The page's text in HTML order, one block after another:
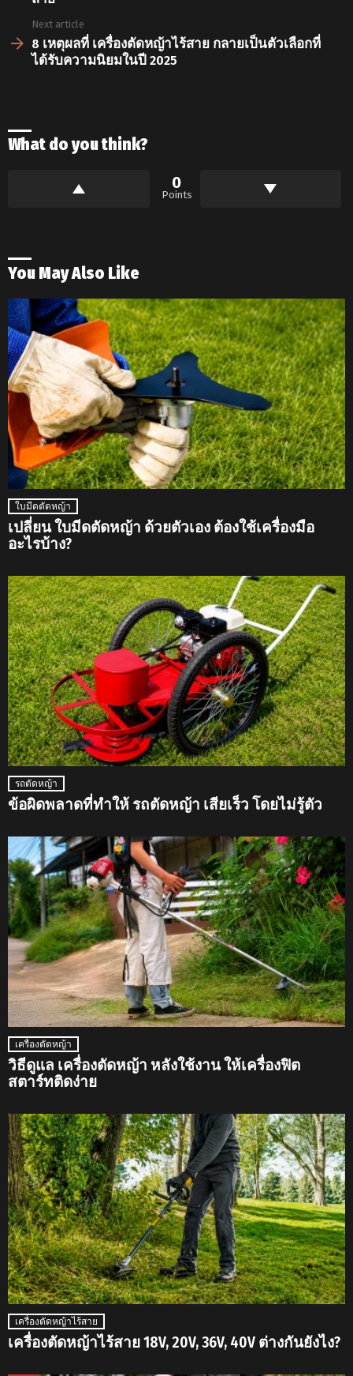
Next article
8 เหตุผลที่ เครื่องตัดหญ้าไร้สาย กลายเป็นตัวเลือกที่
ได้รับความนิยมในปี 2025
What do you think?
0
Points
You May Also Like
ใบมีดตัดหญ้า
เปลี่ยน ใบมีดตัดหญ้า ด้วยตัวเอง ต้องใช้เครื่องมือ
อะไรบ้าง?
รถตัดหญ้า
ข้อผิดพลาดที่ทำให้ รถตัดหญ้า เสียเร็ว โดยไม่รู้ตัว
เครื่องตัดหญ้า
วิธีดูแล เครื่องตัดหญ้า หลังใช้งาน ให้เครื่องฟิต
สตาร์ทติดง่าย
เครื่องตัดหญ้าไร้สาย
เครื่องตัดหญ้าไร้สาย 18V, 20V, 36V, 40V ต่างกันยังไง?